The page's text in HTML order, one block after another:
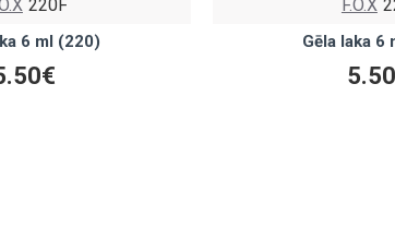
220F
6 ml (220)
F.O.X
Gēla laka 6